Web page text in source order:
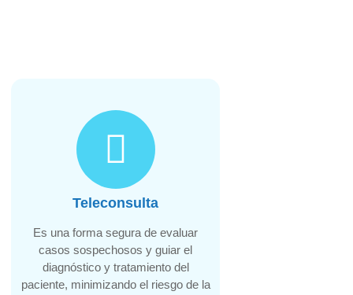
Teleconsulta
Es una forma segura de evaluar
casos sospechosos y guiar el
diagnóstico y tratamiento del
paciente, minimizando el riesgo de la